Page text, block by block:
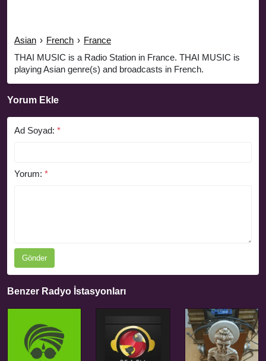
Asian › French › France
THAI MUSIC is a Radio Station in France. THAI MUSIC is
playing Asian genre(s) and broadcasts in French.
Yorum Ekle
Ad Soyad: *
Yorum: *
Gönder
Benzer Radyo İstasyonları